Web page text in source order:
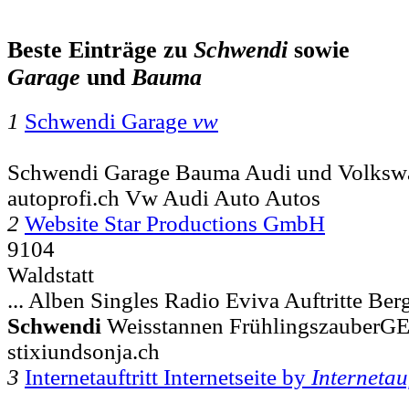
Beste Einträge zu Schwendi sowie
Garage undBauma
1 Schwendi Garage vw
Schwendi Garage Bauma Audi und
autoprofi.ch Vw Audi Auto Autos
2 Website Star Productions GmbH
9104
Waldstatt
... Alben Singles Radio Eviva Auftritte
Schwendi Weisstannen
stixiundsonja.ch
3 Internetauftritt Internetseite by